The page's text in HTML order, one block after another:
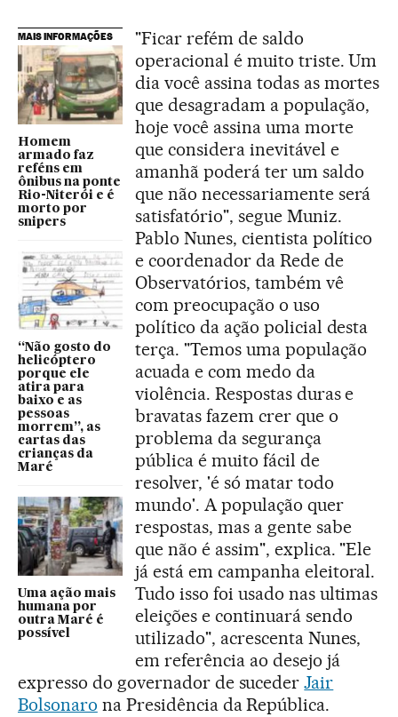
MAIS INFORMAÇÕES
Homem
armado faz
reféns em
ônibus na ponte
Rio-Niterói e é
morto por
snipers
“Não gosto do
helicóptero
porque ele
atira para
baixo e as
pessoas
morrem”, as
cartas das
crianças da
Maré
Uma ação mais
humana por
outra Maré é
possível
"Ficar refém de saldo
operacional é muito triste. Um
dia você assina todas as mortes
que desagradam a população,
hoje você assina uma morte
que considera inevitável e
amanhã poderá ter um saldo
que não necessariamente será
satisfatório", segue Muniz.
Pablo Nunes, cientista político
e coordenador da Rede de
Observatórios, também vê
com preocupação o uso
político da ação policial desta
terça. "Temos uma população
acuada e com medo da
violência. Respostas duras e
bravatas fazem crer que o
problema da segurança
pública é muito fácil de
resolver, 'é só matar todo
mundo'. A população quer
respostas, mas a gente sabe
que não é assim", explica. "Ele
já está em campanha eleitoral.
Tudo isso foi usado nas ultimas
eleições e continuará sendo
utilizado", acrescenta Nunes,
em referência ao desejo já
expresso do governador de sucederJair
Bolsonaro na Presidência da República.